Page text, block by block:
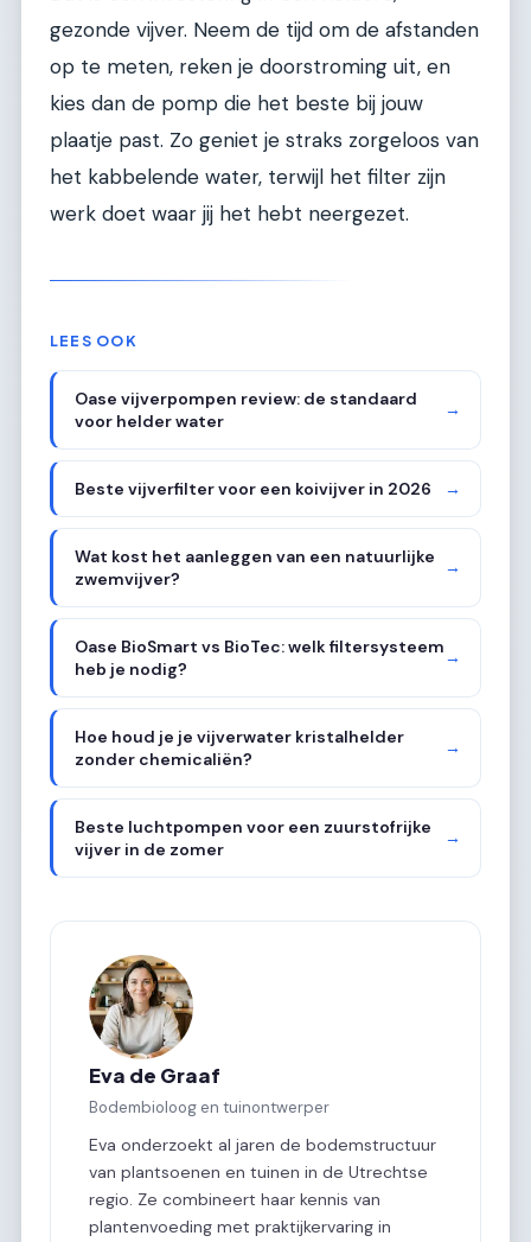
gezonde vijver. Neem de tijd om de afstanden
op te meten, reken je doorstroming uit, en
kies dan de pomp die het beste bij jouw
plaatje past. Zo geniet je straks zorgeloos van
het kabbelende water, terwijl het filter zijn
werk doet waar jij het hebt neergezet.
LEES OOK
Oase vijverpompen review: de standaard
voor helder water
→
Beste vijverfilter voor een koivijver in 2026 →
Wat kost het aanleggen van een natuurlijke
zwemvijver?
→
Oase BioSmart vs BioTec: welk filtersysteem
heb je nodig?
→
Hoe houd je je vijverwater kristalhelder
zonder chemicaliën?
→
Beste luchtpompen voor een zuurstofrijke
vijver in de zomer
→
Eva de Graaf
Bodembioloog en tuinontwerper
Eva onderzoekt al jaren de bodemstructuur
van plantsoenen en tuinen in de Utrechtse
regio. Ze combineert haar kennis van
plantenvoeding met praktijkervaring in